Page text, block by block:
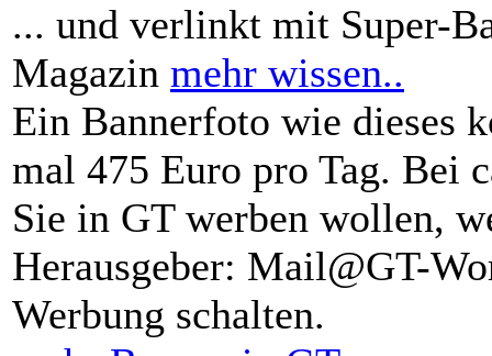
... und verlinkt mit Super-
Magazin mehr wissen..
Ein Bannerfoto wie dieses
mal 475 Euro pro Tag. Bei
Sie in GT werben wollen,
Herausgeber: Mail@GT-
Werbung schalten.